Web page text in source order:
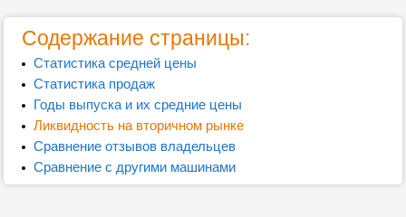
Содержание страницы:
Статистика средней цены
Статистика продаж
Годы выпуска и их средние цены
Ликвидность на вторичном рынке
Сравнение отзывов владельцев
Сравнение с другими машинами